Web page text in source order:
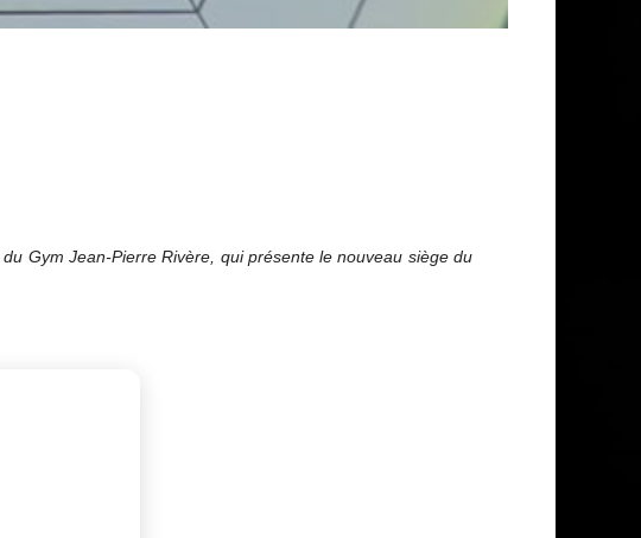
Gym Jean-Pierre Rivère, qui présente le nouveau siège du